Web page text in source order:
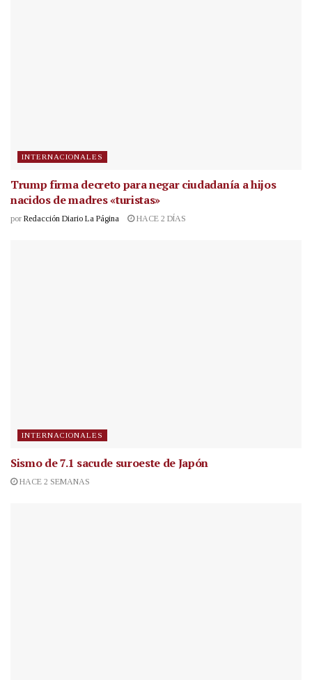
INTERNACIONALES
Trump firma decreto para negar ciudadanía a hijos
nacidos de madres «turistas»
por Redacción Diario La Página HACE 2 DÍAS
INTERNACIONALES
Sismo de 7.1 sacude suroeste de Japón
HACE 2 SEMANAS